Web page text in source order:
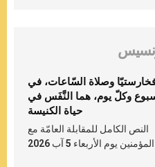
وصلاة السّاعات، في
وكلّ يوم، هما النَّفَس في
حياة الكنيسة
النص الكامل للمقابلة العامّة مع
المؤمنين يوم الأربعاء 5 آب 2026